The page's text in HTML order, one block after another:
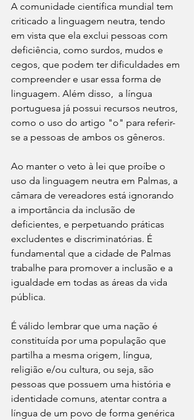
A comunidade científica mundial tem
criticado a linguagem neutra, tendo
em vista que ela exclui pessoas com
deficiência, como surdos, mudos e
cegos, que podem ter dificuldades em
compreender e usar essa forma de
linguagem. Além disso,  a língua
portuguesa já possui recursos neutros,
como o uso do artigo "o" para referir-
se a pessoas de ambos os gêneros.
Ao manter o veto à lei que proíbe o
uso da linguagem neutra em Palmas, a
câmara de vereadores está ignorando
a importância da inclusão de
deficientes, e perpetuando práticas
excludentes e discriminatórias. É
fundamental que a cidade de Palmas
trabalhe para promover a inclusão e a
igualdade em todas as áreas da vida
pública.
É válido lembrar que uma nação é
constituída por uma população que
partilha a mesma origem, língua,
religião e/ou cultura, ou seja, são
pessoas que possuem uma história e
identidade comuns, atentar contra a
língua de um povo de forma genérica